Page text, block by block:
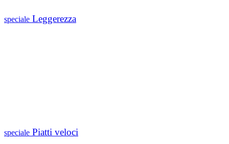
speciale Leggerezza
speciale Piatti veloci